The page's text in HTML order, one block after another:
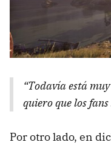
“Todavía está
quiero que los fans
Por otro lado, en